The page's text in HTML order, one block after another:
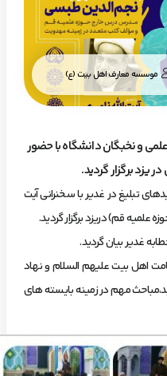
موسسه معارف اهل بیت (ع)
و نخبگان دانشگاه با حضور
یزد برگزار گردید.
تبلیغ در غدیر با سخنرانی آیت
قم) دریزد برگزار گردید.
غدیر بیان گردید.
اهل بیت علیهم السلام و نهاد
مهم در زمینه بایسته های